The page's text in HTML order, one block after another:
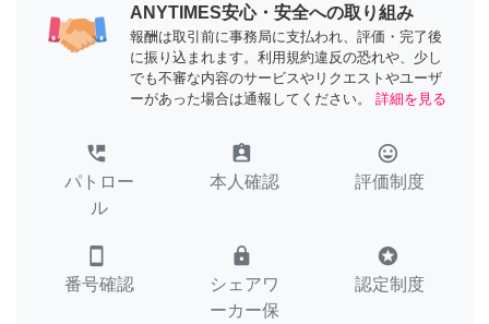
ANYTIMES安心・安全への取り組み
報酬は取引前に事務局に支払われ、評価・完了後
に振り込まれます。利用規約違反の恐れや、少し
でも不審な内容のサービスやリクエストやユーザ
ーがあった場合は通報してください。
詳細を見る
perm_phone_msg
パトロー
ル
assignment_ind
本人確認
tag_faces
評価制度
smartphone
番号確認
lock
シェアワ
ーカー保
stars
認定制度